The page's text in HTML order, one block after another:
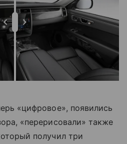
«цифровое», появились
«перерисовали» также
получил три